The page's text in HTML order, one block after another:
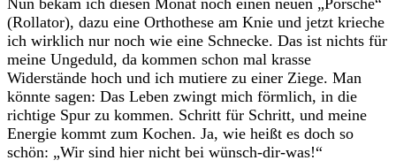
(Rollator), dazu eine Orthothese am Knie und jetzt krieche
ich wirklich nur noch wie eine Schnecke. Das ist nichts für
meine Ungeduld, da kommen schon mal krasse
Widerstände hoch und ich mutiere zu einer Ziege. Man
könnte sagen: Das Leben zwingt mich förmlich, in die
richtige Spur zu kommen. Schritt für Schritt, und meine
Energie kommt zum Kochen. Ja, wie heißt es doch so
schön: „Wir sind hier nicht bei wünsch-dir-was!“